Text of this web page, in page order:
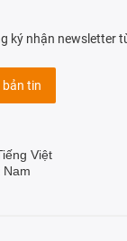
ký nhận newsletter
tin
Việt
Nam